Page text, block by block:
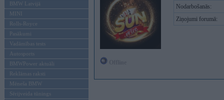
BMW Latvijā
MINI
Rolls-Royce
Pasākumi
Vadāmības tests
Autosports
BMWPower aktuāli
Reklāmas raksti
Mēneša BMW
Sērijveida tūnings
Nodarbošanās:
Ziņojumi forumā: